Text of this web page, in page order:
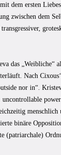
dem ersten
zwischen dem
das „Weibliche“
Nach
nor in“.
menschlich
binäre